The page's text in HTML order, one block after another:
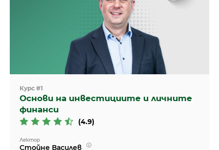
Курс #1
Основи на инвестициите и личните
финанси
(4.9)
Лектор
Стойне Василев